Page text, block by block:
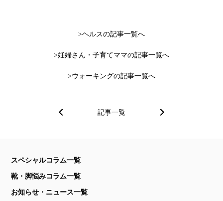
ヘルスの記事一覧へ
妊婦さん・子育てママの記事一覧へ
ウォーキングの記事一覧へ
記事一覧
スペシャルコラム一覧
靴・脚悩みコラム一覧
お知らせ・ニュース一覧